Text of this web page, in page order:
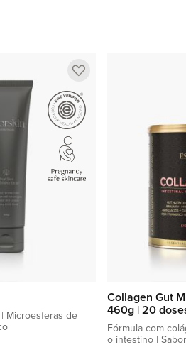
Adicionar
a
lista
de
Microesferas de
Collagen Gut
460g | 20
Fórmula com
o intestino |